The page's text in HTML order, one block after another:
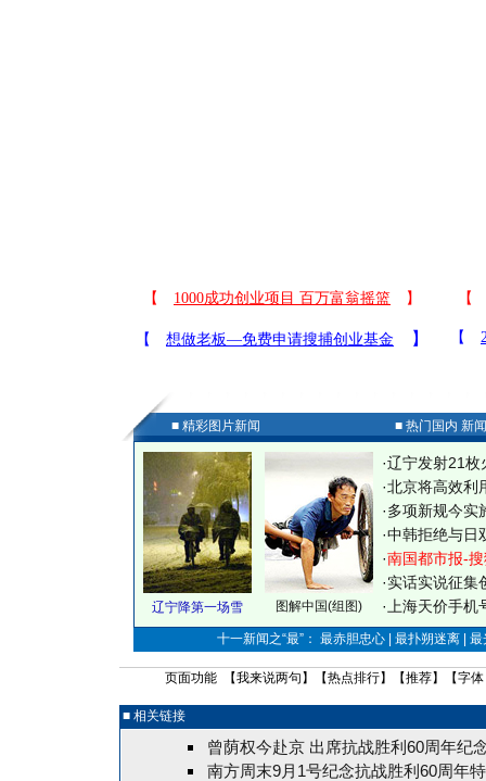
■ 精彩图片新闻 ■ 热门国内 新
辽宁降第一场雪 图解中国(组图)
·辽宁发射21枚
·北京将高效利
·多项新规今实
·中韩拒绝与日
·南国都市报-
·实话实说征集
· 上海天价手
十一新闻之“最”： 最赤胆忠心 | 最扑朔迷离 |
页面功能 【我来说两句 】【热点排行】【推荐】【字体
■ 相关链接
曾荫权今赴京 出席抗战胜利60周年纪
南方周末9月1号纪念抗战胜利60周年